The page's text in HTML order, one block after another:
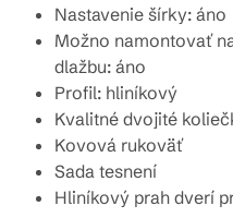
Nastavenie šírky: áno
Možno namontovať
dlažbu: áno
Profil: hliníkový
Kvalitné dvojité
Kovová rukoväť
Sada tesnení
Hliníkový prah dverí